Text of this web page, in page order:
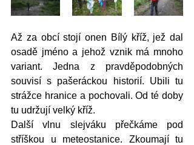
Až za obcí stojí onen Bílý kříž, jež dal
osadě jméno a jehož vznik má mnoho
variant. Jedna z pravděpodobných
souvisí s pašeráckou historií. Ubili tu
strážce hranice a pochovali. Od té doby
tu udržují velký kříž.
Další vlnu slejváku přečkáme pod
stříškou u meteostanice. Zkoumají tu